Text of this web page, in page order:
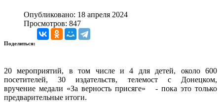
Опубликовано: 18 апреля 2024
Просмотров: 847
Поделиться:
20 мероприятий, в том числе и 4 для детей, около 600
посетителей, 30 издательств, телемост с Донецком,
вручение медали «За верность присяге» - пока это только
предварительные итоги.